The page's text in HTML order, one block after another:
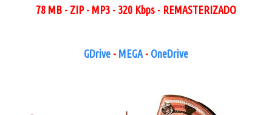
78 MB - ZIP - MP3 - 320 Kbps - REMASTERIZADO
GDrive - MEGA - OneDrive